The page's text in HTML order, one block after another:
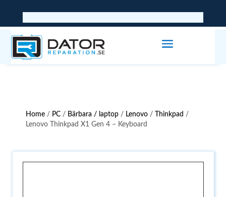
Home / PC / Bärbara / laptop / Lenovo / Thinkpad /
Lenovo Thinkpad X1 Gen 4 – Keyboard